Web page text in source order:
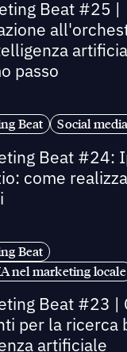
Beat #25 |
passo
Beat Social
Beat #24:
come
Beat
nel marketing locale
Beat #23 |
per la ricerca
artificiale